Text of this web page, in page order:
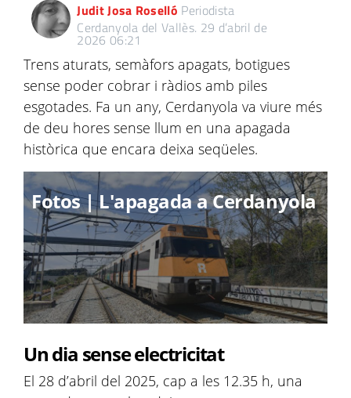
Judit Josa Roselló Periodista
Cerdanyola del Vallès. 29 d’abril de
2026 06:21
Trens aturats, semàfors apagats, botigues
sense poder cobrar i ràdios amb piles
esgotades. Fa un any, Cerdanyola va viure més
de deu hores sense llum en una apagada
històrica que encara deixa seqüeles.
Fotos | L'apagada a Cerdanyola
Un dia sense electricitat
El 28 d’abril del 2025, cap a les 12.35 h, una